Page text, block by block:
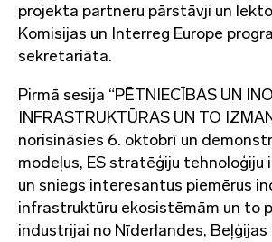
projekta partneru pārstāvji un
Komisijas un Interreg Europe
sekretariāta.
Pirmā sesija “PĒTNIECĪBAS UN
INFRASTRUKTŪRAS UN TO
norisināsies 6. oktobrī un
modeļus, ES stratēģiju
un sniegs interesantus piemērus
infrastruktūru ekosistēmām un to
industrijai no Nīderlandes, Beļģijas